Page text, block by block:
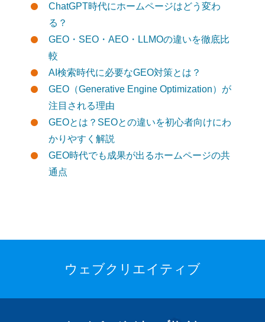
ChatGPT時代にホームページはどう変わ
る？
GEO・SEO・AEO・LLMOの違いを徹底比
較
AI検索時代に必要なGEO対策とは？
GEO（Generative Engine Optimization）が
注目される理由
GEOとは？SEOとの違いを初心者向けにわ
かりやすく解説
GEO時代でも成果が出るホームページの共
通点
ウェブクリエイティブ